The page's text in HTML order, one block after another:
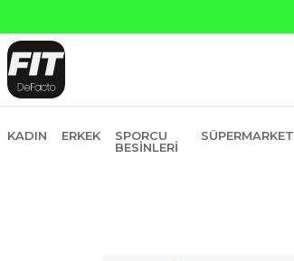
KADIN ERKEK
SPORCU
BESINLERI
SÜPERMARKET